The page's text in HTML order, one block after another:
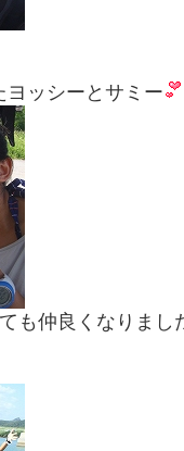
ヨッシーとサミー
も仲良くなりまし